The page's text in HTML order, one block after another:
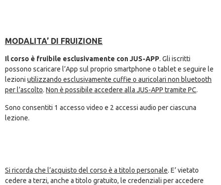
MODALITA’ DI FRUIZIONE
Il corso è fruibile esclusivamente con JUS-APP. Gli iscritti
possono scaricare l’App sul proprio smartphone o tablet e seguire le
lezioni utilizzando esclusivamente cuffie o auricolari non bluetooth
per l’ascolto. Non è possibile accedere alla JUS-APP tramite PC.
Sono consentiti 1 accesso video e 2 accessi audio per ciascuna
lezione.
Si ricorda che l’acquisto del corso è a titolo personale. E’ vietato
cedere a terzi, anche a titolo gratuito, le credenziali per accedere